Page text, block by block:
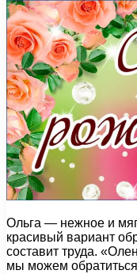
Ольга — нежное и
красивый вариант
составит труда.
мы можем